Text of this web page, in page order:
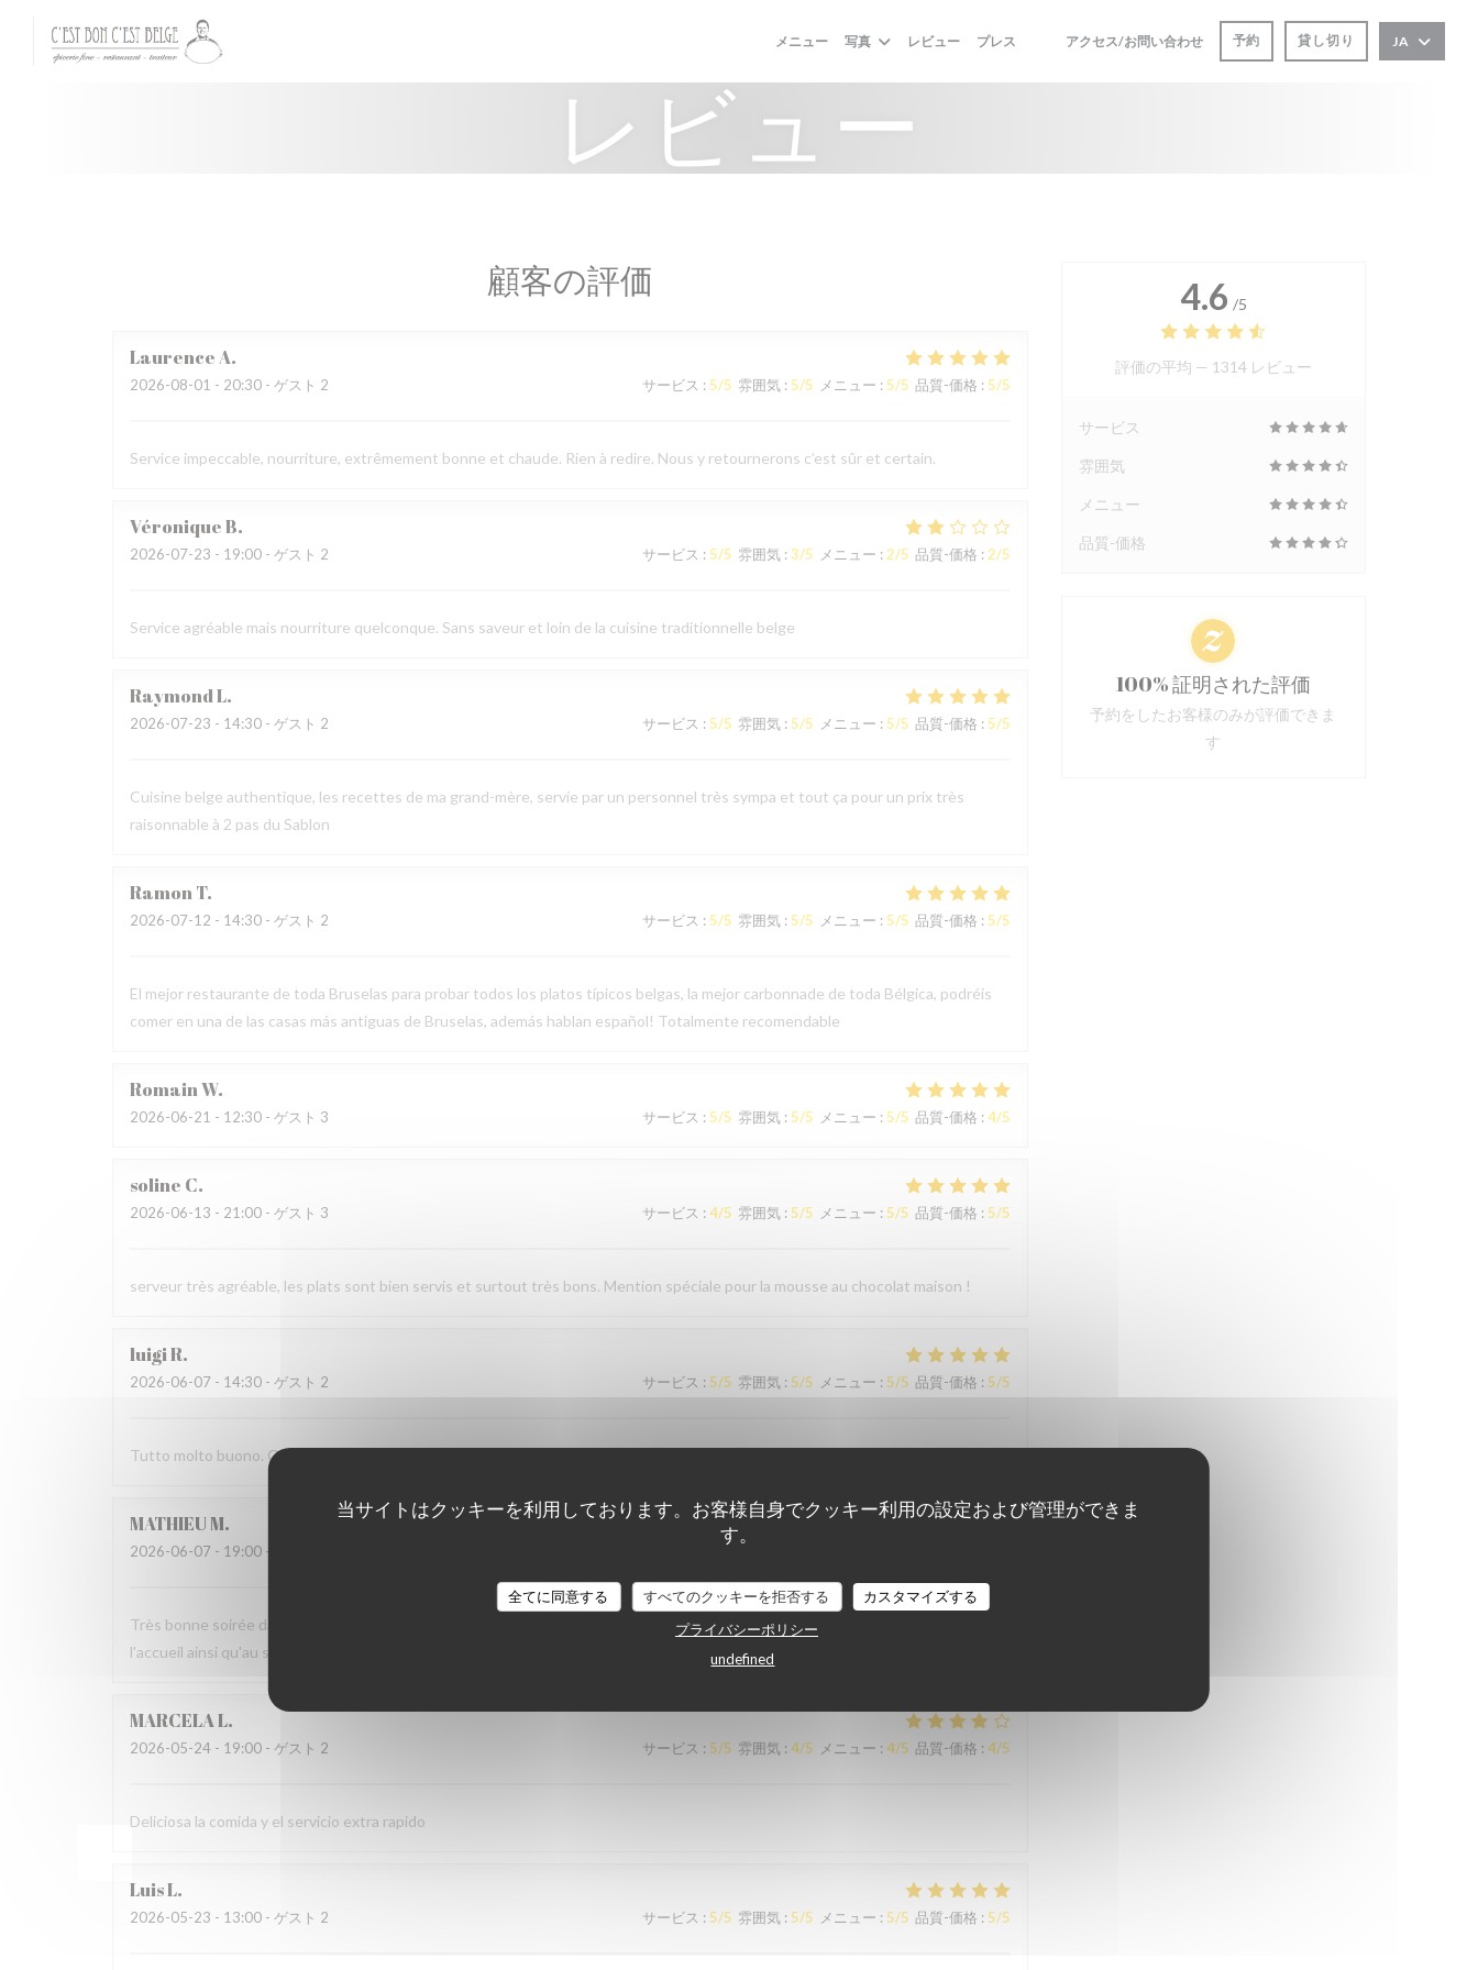
クッキー利用の管理について
当サイトはクッキーを利用しております。お客様自身でクッキー利用の設定および管理ができま
す。
全てに同意する すべてのクッキーを拒否する
カスタマイズする
プライバシーポリシー
undefined
メニュー 写真 レビュー プレス
((新しいウィンドウで開きます))
((新しいウィンドウで開きます))
アクセス/お問い合わせ 予約 貸し切り JA
レビュー
顧客の評価
LaurenceA
2026-08-01 - 20:30 - ゲスト 2 サービス : 5/5 雰囲気: 5/5 メニュー : 5/5 品質-価格 : 5/5
Service impeccable, nourriture, extrêmement bonne et chaude. Rien à redire. Nous y retournerons c’est sûr et certain.
VéroniqueB
2026-07-23 - 19:00 - ゲスト 2 サービス : 5/5 雰囲気: 3/5 メニュー : 2/5 品質-価格 : 2/5
Service agréable mais nourriture quelconque. Sans saveur et loin de la cuisine traditionnelle belge
RaymondL
2026-07-23 - 14:30 - ゲスト 2 サービス : 5/5 雰囲気: 5/5 メニュー : 5/5 品質-価格 : 5/5
Cuisine belge authentique, les recettes de ma grand-mère, servie par un personnel très sympa et tout ça pour un prix très
raisonnable à 2 pas du Sablon
RamonT
2026-07-12 - 14:30 - ゲスト 2 サービス : 5/5 雰囲気: 5/5 メニュー : 5/5 品質-価格 : 5/5
El mejor restaurante de toda Bruselas para probar todos los platos típicos belgas, la mejor carbonnade de toda Bélgica, podréis
comer en una de las casas más antiguas de Bruselas, además hablan español! Totalmente recomendable
RomainW
2026-06-21 - 12:30 - ゲスト 3 サービス : 5/5 雰囲気: 5/5 メニュー : 5/5 品質-価格 : 4/5
soline C
2026-06-13 - 21:00 - ゲスト 3 サービス : 4/5 雰囲気: 5/5 メニュー : 5/5 品質-価格 : 5/5
serveur très agréable, les plats sont bien servis et surtout très bons. Mention spéciale pour la mousse au chocolat maison !
luigiR
2026-06-07 - 14:30 - ゲスト 2 サービス : 5/5 雰囲気: 5/5 メニュー : 5/5 品質-価格 : 5/5
Tutto molto buono. Carbonade buonissima
MATHIEUM
2026-06-07 - 19:00 - ゲスト 2
Très bonne soirée dans cet établissement où nous nous sommes régalés avec des plats authentiques de Bruxelles. Merci à
l'accueil ainsi qu'au service sans fausse note
MARCELAL
2026-05-24 - 19:00 - ゲスト 2 サービス : 5/5 雰囲気 : 4/5 メニュー : 4/5 品質-価格 : 4/5
Deliciosa la comida y el servicio extra rapido
LuisL
2026-05-23 - 13:00 - ゲスト 2 サービス : 5/5 雰囲気: 5/5 メニュー : 5/5 品質-価格 : 5/5
4.6 /5
評価の平均 — 1314 レビュー
サービス
雰囲気
メニュー
品質-価格
100% 証明された評価
予約をしたお客様のみが評価できま
す